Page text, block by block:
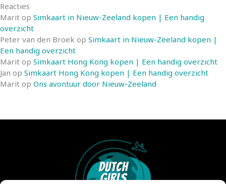
Reacties
Marit op Simkaart in Nieuw-Zeeland kopen | Een handig
overzicht
Peter van den Broek op Simkaart in Nieuw-Zeeland kopen |
Een handig overzicht
Marit op Simkaart Hong Kong kopen | Een handig overzicht
Jan op Simkaart Hong Kong kopen | Een handig overzicht
Marit op Ons avontuur door Nieuw-Zeeland